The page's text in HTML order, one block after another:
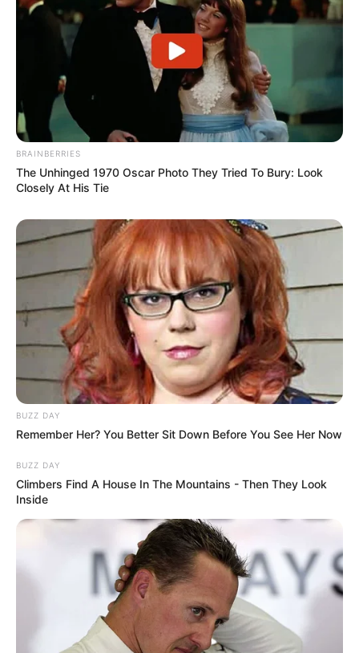
BRAINBERRIES
The Unhinged 1970 Oscar Photo They Tried To Bury: Look
Closely At His Tie
BUZZ DAY
Remember Her? You Better Sit Down Before You See Her Now
BUZZ DAY
Climbers Find A House In The Mountains - Then They Look
Inside